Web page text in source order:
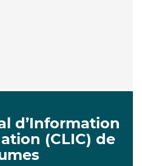
d’Information
(CLIC) de